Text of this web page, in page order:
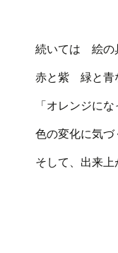
続いては 絵の
赤と紫 緑と
「オレンジに
色の変化に気づ
そして、出来